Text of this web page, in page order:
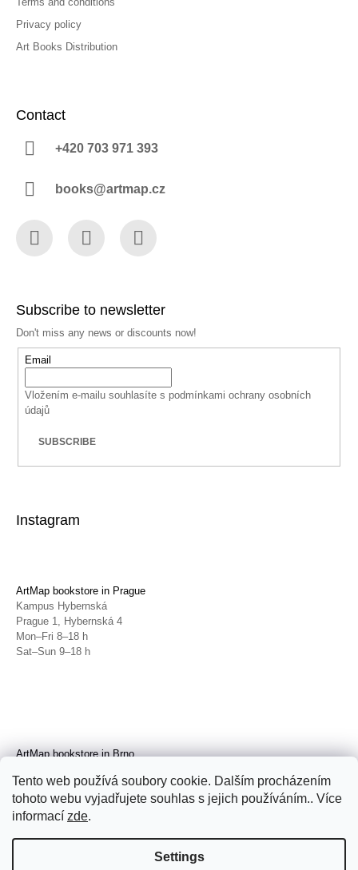
Tento web používá soubory cookie. Dalším procházením
tohoto webu vyjadřujete souhlas s jejich používáním.. Více
informací zde.
Settings
Privacy policy
Art Books Distribution
Contact
+420 703 971 393
books@artmap.cz
Subscribe to newsletter
Don't miss any news or discounts now!
Email
Vložením e-mailu souhlasíte s podmínkami ochrany osobních
údajů
SUBSCRIBE
Instagram
ArtMap bookstore in Prague
Kampus Hybernská
Prague 1, Hybernská 4
Mon–Fri 8–18 h
Sat–Sun 9–18 h
ArtMap bookstore in Brno
Brno, Radnická 4
Tue–Fri 11–19 h
Sat 14–19 h